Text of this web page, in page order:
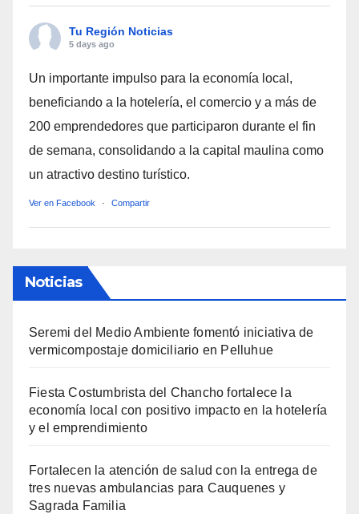
Tu Región Noticias
5 days ago
Un importante impulso para la economía local,
beneficiando a la hotelería, el comercio y a más de
200 emprendedores que participaron durante el fin
de semana, consolidando a la capital maulina como
un atractivo destino turístico.
Ver en Facebook · Compartir
Noticias
Seremi del Medio Ambiente fomentó iniciativa de
vermicompostaje domiciliario en Pelluhue
Fiesta Costumbrista del Chancho fortalece la
economía local con positivo impacto en la hotelería
y el emprendimiento
Fortalecen la atención de salud con la entrega de
tres nuevas ambulancias para Cauquenes y
Sagrada Familia